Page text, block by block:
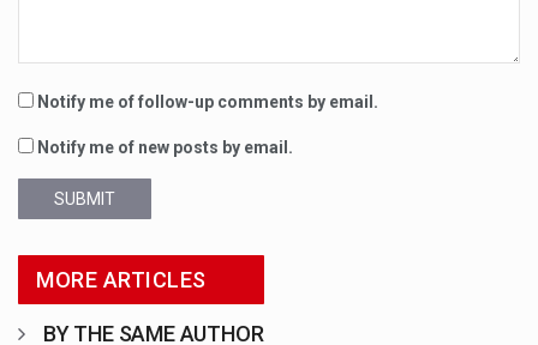
Notify me of follow-up comments by email.
Notify me of new posts by email.
SUBMIT
MORE ARTICLES
BY THE SAME AUTHOR